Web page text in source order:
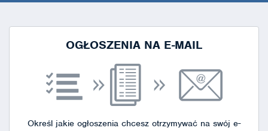
OGŁOSZENIA NA E-MAIL
Określ jakie ogłoszenia chcesz otrzymywać na swój e-